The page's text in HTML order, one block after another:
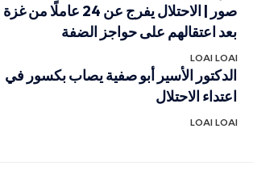
صور | الاحتلال يفرج عن 24 عاملًا من غزة
بعد اعتقالهم على حواجز الضفة
LOAI LOAI
الدكتور الأسير أبو صفية يصاب بكسور في
اعتداء الاحتلال
LOAI LOAI